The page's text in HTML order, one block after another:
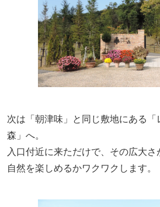
次は「朝津味」と同じ敷地にある
森」へ。
入口付近に来ただけで、その広大
自然を楽しめるかワクワクします。